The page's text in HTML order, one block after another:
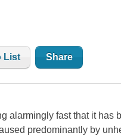
List Share
alarmingly fast that it has
predominantly by